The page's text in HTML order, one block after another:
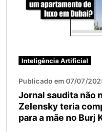
Inteligência Artificial
Publicado em 07/07/
Jornal saudita não
Zelensky teria
para a mãe no Burj